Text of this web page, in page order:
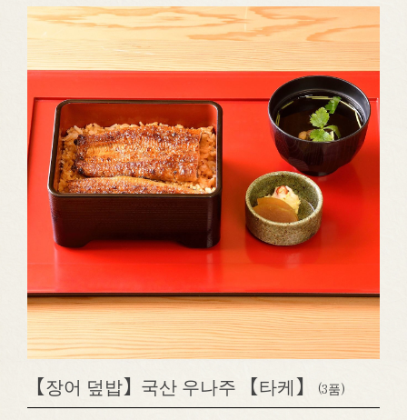
【장어 덮밥】국산 우나주 【타케】 (3품)